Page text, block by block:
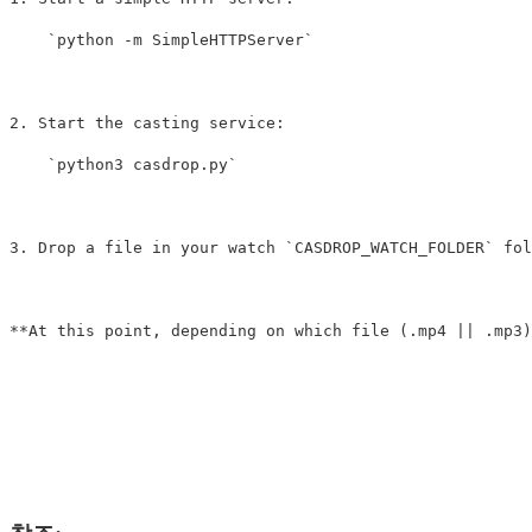
    `python -m SimpleHTTPServer`
2. Start the casting service:
    `python3 casdrop.py`
3. Drop a file in your watch `CASDROP_WATCH_FOLDER`